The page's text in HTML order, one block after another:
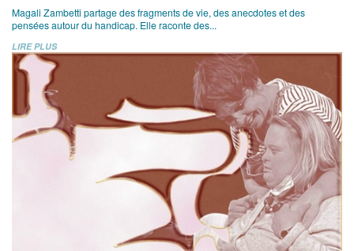
Magali Zambetti partage des fragments de vie, des anecdotes et des
pensées autour du handicap. Elle raconte des...
LIRE PLUS